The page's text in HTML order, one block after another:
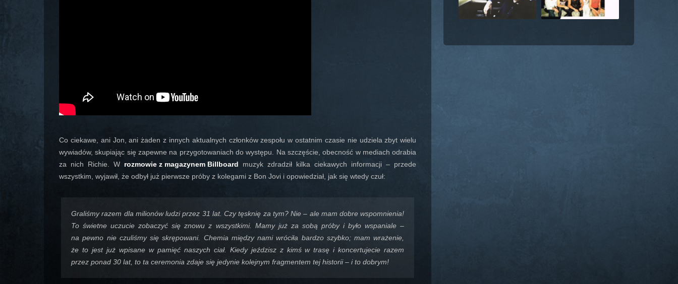
Co ciekawe, ani Jon, ani żaden z innych aktualnych członków zespołu w ostatnim czasie nie udziela zbyt wielu
wywiadów, skupiając się zapewne na przygotowaniach do występu. Na szczęście, obecność w mediach odrabia
za nich Richie. W rozmowie z magazynem Billboard muzyk zdradził kilka ciekawych informacji – przede
wszystkim, wyjawił, że odbył już pierwsze próby z kolegami z Bon Jovi i opowiedział, jak się wtedy czuł:
Graliśmy razem dla milionów ludzi przez 31 lat. Czy tęsknię za tym? Nie – ale mam dobre wspomnienia!
To świetne uczucie zobaczyć się znowu z wszystkimi. Mamy już za sobą próby i było wspaniale –
na pewno nie czuliśmy się skrępowani. Chemia między nami wróciła bardzo szybko; mam wrażenie,
że to jest już wpisane w pamięć naszych ciał. Kiedy jeździsz z kimś w trasę i koncertujecie razem
przez ponad 30 lat, to ta ceremonia zdaje się jedynie kolejnym fragmentem tej historii – i to dobrym!